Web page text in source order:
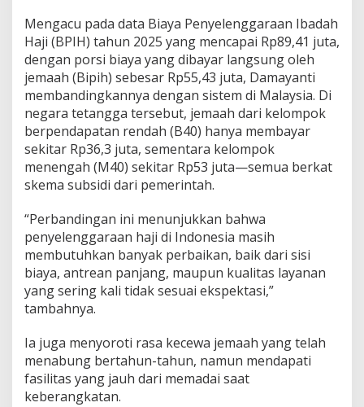
r
a
n
s
i
B
P
H
a
j
Mengacu pada data Biaya Penyelenggaraan Ibadah
Haji (BPIH) tahun 2025 yang mencapai Rp89,41 juta,
dengan porsi biaya yang dibayar langsung oleh
jemaah (Bipih) sebesar Rp55,43 juta, Damayanti
membandingkannya dengan sistem di Malaysia. Di
negara tetangga tersebut, jemaah dari kelompok
berpendapatan rendah (B40) hanya membayar
sekitar Rp36,3 juta, sementara kelompok
menengah (M40) sekitar Rp53 juta—semua berkat
skema subsidi dari pemerintah.
“Perbandingan ini menunjukkan bahwa
penyelenggaraan haji di Indonesia masih
membutuhkan banyak perbaikan, baik dari sisi
biaya, antrean panjang, maupun kualitas layanan
yang sering kali tidak sesuai ekspektasi,”
tambahnya.
Ia juga menyoroti rasa kecewa jemaah yang telah
menabung bertahun-tahun, namun mendapati
fasilitas yang jauh dari memadai saat
keberangkatan.